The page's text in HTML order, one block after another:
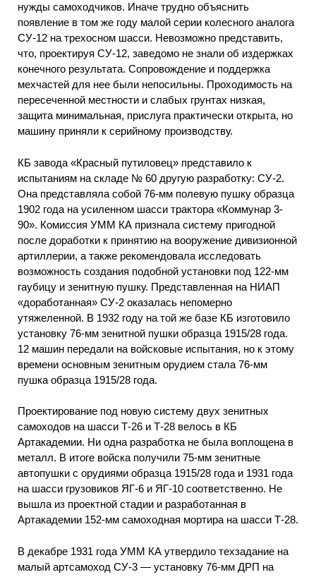
нужды самоходчиков. Иначе трудно объяснить
появление в том же году малой серии колесного аналога
СУ-12 на трехосном шасси. Невозможно представить,
что, проектируя СУ-12, заведомо не знали об издержках
конечного результата. Сопровождение и поддержка
мехчастей для нее были непосильны. Проходимость на
пересеченной местности и слабых грунтах низкая,
защита минимальная, прислуга практически открыта, но
машину приняли к серийному производству.
КБ завода «Красный путиловец» представило к
испытаниям на складе № 60 другую разработку: СУ-2.
Она представляла собой 76-мм полевую пушку образца
1902 года на усиленном шасси трактора «Коммунар 3-
90». Комиссия УММ КА признала систему пригодной
после доработки к принятию на вооружение дивизионной
артиллерии, а также рекомендовала исследовать
возможность создания подобной установки под 122-мм
гаубицу и зенитную пушку. Представленная на НИАП
«доработанная» СУ-2 оказалась непомерно
утяжеленной. В 1932 году на той же базе КБ изготовило
установку 76-мм зенитной пушки образца 1915/28 года.
12 машин передали на войсковые испытания, но к этому
времени основным зенитным орудием стала 76-мм
пушка образца 1915/28 года.
Проектирование под новую систему двух зенитных
самоходов на шасси Т-26 и Т-28 велось в КБ
Артакадемии. Ни одна разработка не была воплощена в
металл. В итоге войска получили 75-мм зенитные
автопушки с орудиями образца 1915/28 года и 1931 года
на шасси грузовиков ЯГ-6 и ЯГ-10 соответственно. Не
вышла из проектной стадии и разработанная в
Артакадемии 152-мм самоходная мортира на шасси Т-28.
В декабре 1931 года УММ КА утвердило техзадание на
малый артсамоход СУ-3 — установку 76-мм ДРП на